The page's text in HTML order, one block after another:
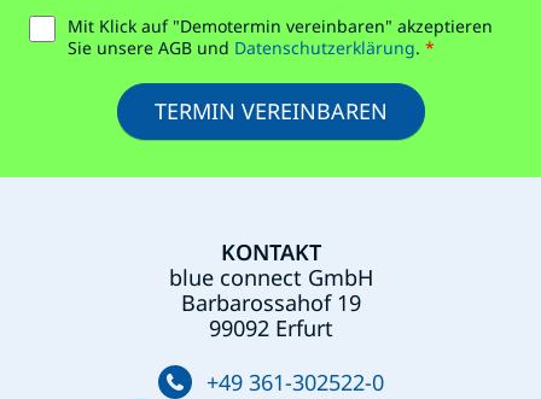
a
*
D
S
i
Mit Klick auf "Demotermin vereinbaren" akzeptieren
Sie unsere AGB und Datenschutzerklärung. *
TERMIN VEREINBAREN
KONTAKT
blue connect GmbH
Barbarossahof 19
99092 Erfurt
+49 361-302522-0